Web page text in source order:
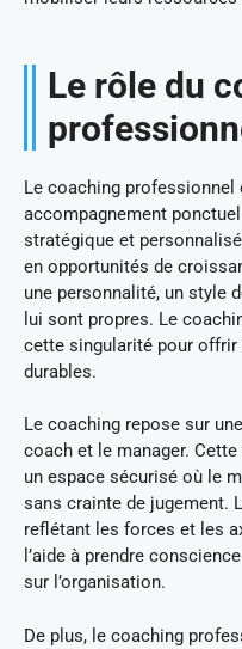
Le rôle du
Le coaching professionnel
accompagnement ponctuel
stratégique et
en opportunités de
une personnalité, un style
lui sont propres. Le
cette singularité pour
durables.
Le coaching repose sur
coach et le manager.
un espace sécurisé où le
sans crainte de jugement.
reflétant les forces et les
l’aide à prendre
sur l’organisation.
De plus, le coaching